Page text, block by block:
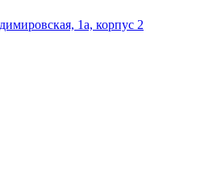
1а, корпус 2